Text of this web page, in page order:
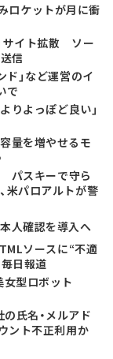
ロケットが月に衝
サイト拡散 ソー
信
」など運営のイ
で
りよっぽど良い」
量を増やせるモ
パスキーで守ら
米パロアルトが警
人確認を導入へ
ソースに“不適
日報道
女型ロボット
氏名・メルアド
ント不正利用か